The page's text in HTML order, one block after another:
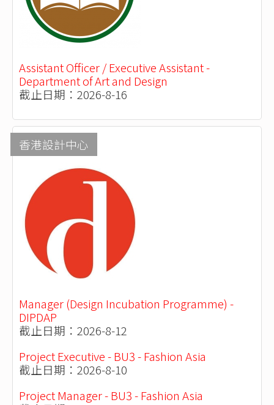
Assistant Officer / Executive Assistant -
Department of Art and Design
截止日期：2026-8-16
香港設計中心
Manager (Design Incubation Programme) -
DIPDAP
截止日期：2026-8-12
Project Executive - BU3 - Fashion Asia
截止日期：2026-8-10
Project Manager - BU3 - Fashion Asia